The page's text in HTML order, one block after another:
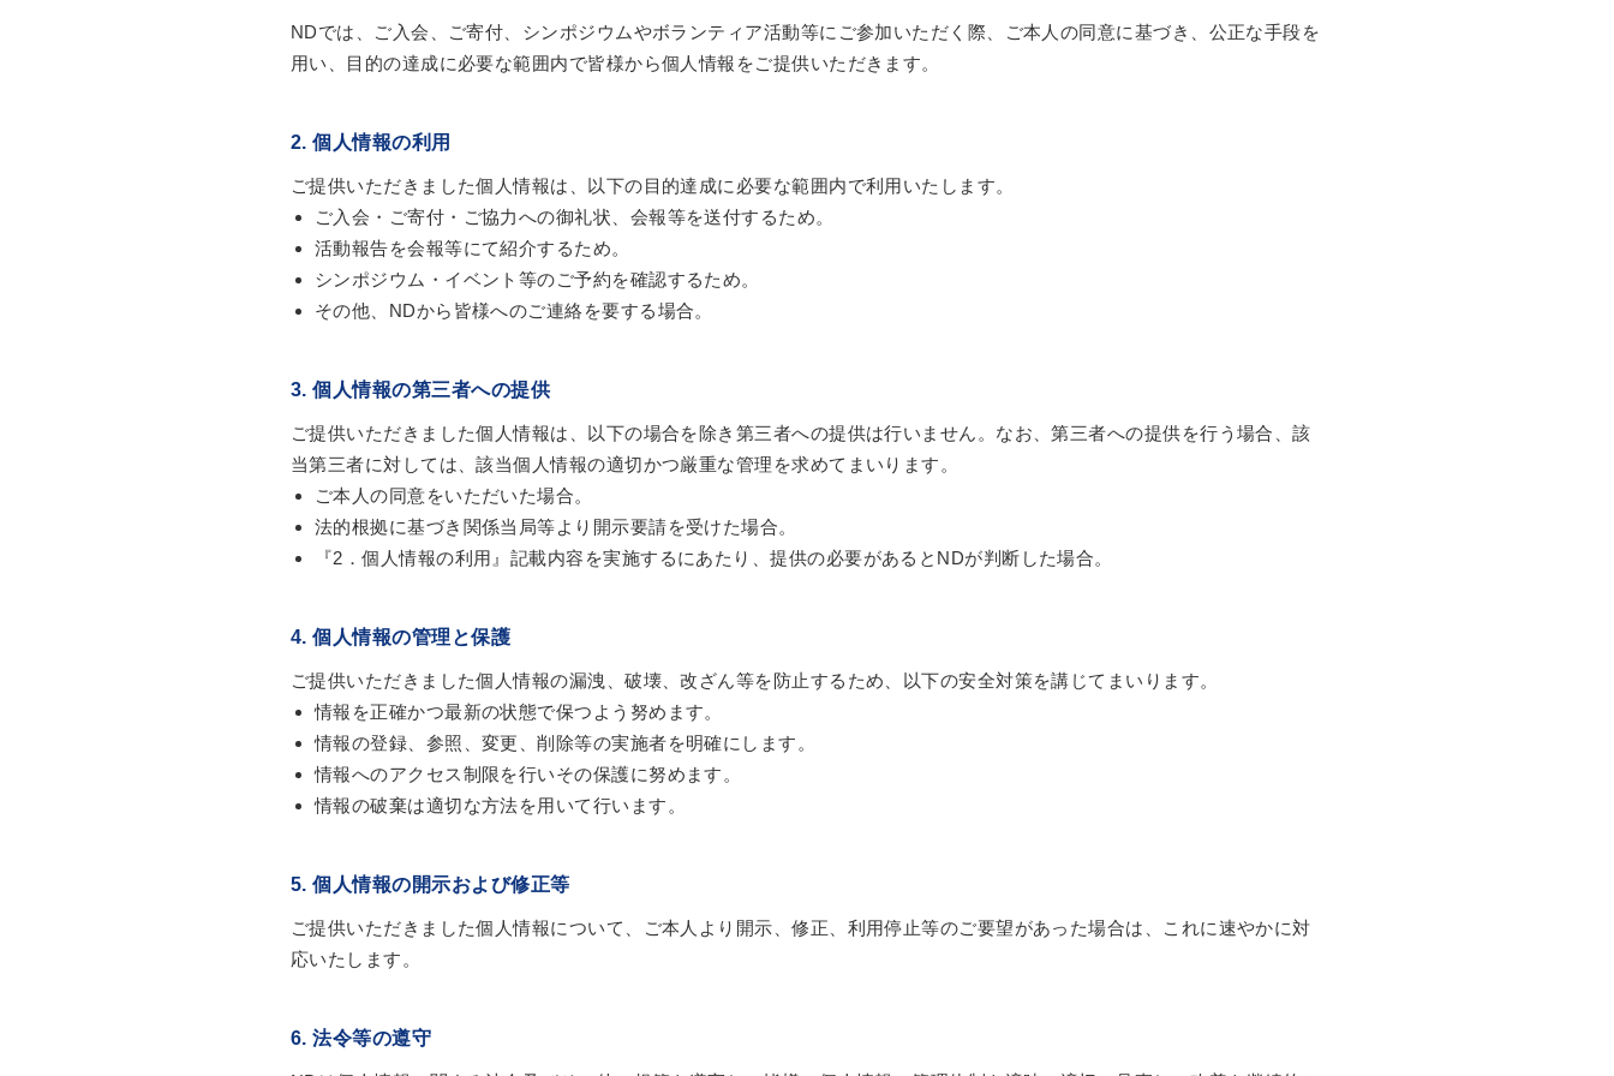
NDでは、ご入会、ご寄付、シンポジウムやボランティア活動等にご参加いただく際、ご本人の同意に基づき、公正な手段を
用い、目的の達成に必要な範囲内で皆様から個人情報をご提供いただきます。
2. 個人情報の利用
ご提供いただきました個人情報は、以下の目的達成に必要な範囲内で利用いたします。
ご入会・ご寄付・ご協力への御礼状、会報等を送付するため。
活動報告を会報等にて紹介するため。
シンポジウム・イベント等のご予約を確認するため。
その他、NDから皆様へのご連絡を要する場合。
3. 個人情報の第三者への提供
ご提供いただきました個人情報は、以下の場合を除き第三者への提供は行いません。なお、第三者への提供を行う場合、該
当第三者に対しては、該当個人情報の適切かつ厳重な管理を求めてまいります。
ご本人の同意をいただいた場合。
法的根拠に基づき関係当局等より開示要請を受けた場合。
『2．個人情報の利用』記載内容を実施するにあたり、提供の必要があるとNDが判断した場合。
4. 個人情報の管理と保護
ご提供いただきました個人情報の漏洩、破壊、改ざん等を防止するため、以下の安全対策を講じてまいります。
情報を正確かつ最新の状態で保つよう努めます。
情報の登録、参照、変更、削除等の実施者を明確にします。
情報へのアクセス制限を行いその保護に努めます。
情報の破棄は適切な方法を用いて行います。
5. 個人情報の開示および修正等
ご提供いただきました個人情報について、ご本人より開示、修正、利用停止等のご要望があった場合は、これに速やかに対
応いたします。
6. 法令等の遵守